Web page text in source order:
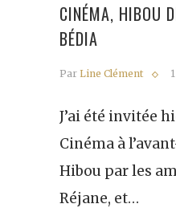
CINÉMA, HIBOU
BÉDIA
Par Line Clément
J’ai été invitée
Cinéma à
Hibou par les
Réjane, et…